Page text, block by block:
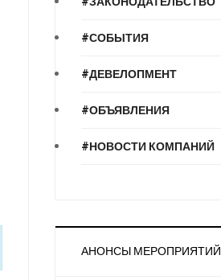
#СОБЫТИЯ
#ДЕВЕЛОПМЕНТ
#ОБЪЯВЛЕНИЯ
#НОВОСТИ КОМПАНИЙ
АНОНСЫ МЕРОПРИЯТИЙ